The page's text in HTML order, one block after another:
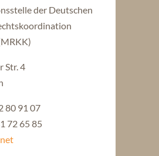
der Deutschen
Str. 4
80 91 07
72 65 85